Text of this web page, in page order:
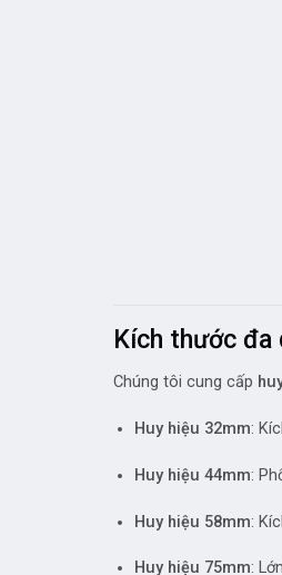
Kích thước đa
Chúng tôi cung cấp
Huy hiệu 32mm:
Huy hiệu 44mm:
Huy hiệu 58mm:
Huy hiệu 75mm: